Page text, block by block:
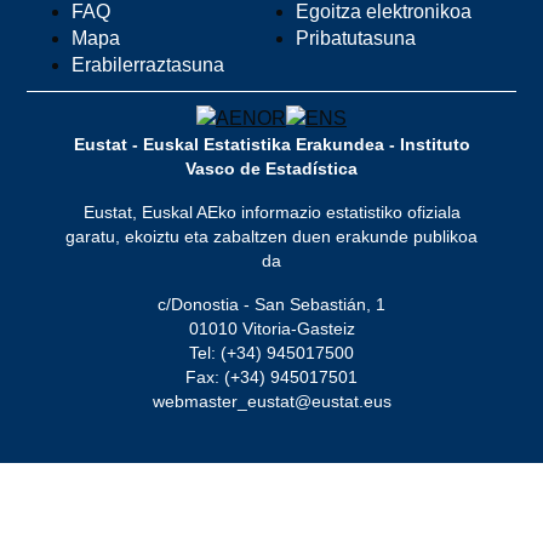
FAQ
Mapa
Erabilerraztasuna
Egoitza elektronikoa
Pribatutasuna
Eustat - Euskal Estatistika Erakundea - Instituto
Vasco de Estadística
Eustat, Euskal AEko informazio estatistiko ofiziala
garatu, ekoiztu eta zabaltzen duen erakunde publikoa
da
c/Donostia - San Sebastián, 1
01010 Vitoria-Gasteiz
Tel: (+34) 945017500
Fax: (+34) 945017501
webmaster_eustat@eustat.eus